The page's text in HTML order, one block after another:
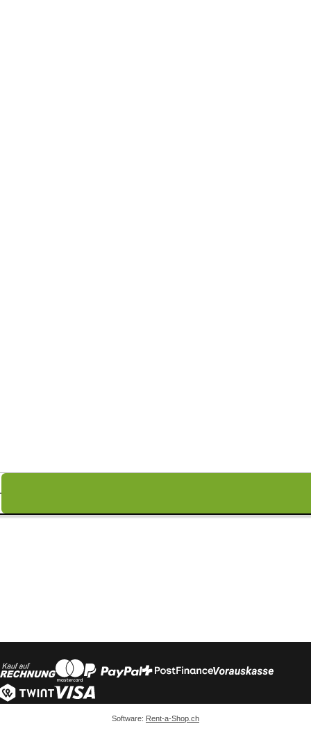
Software: Rent-a-Shop.ch